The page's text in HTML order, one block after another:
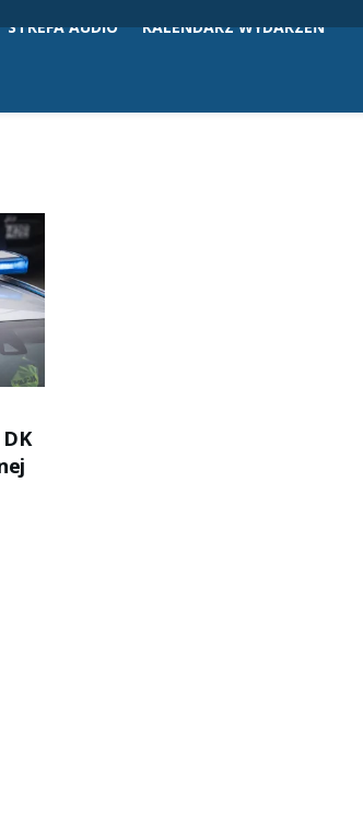
STREFA AUDIO KALENDARZ WYDARZEŃ